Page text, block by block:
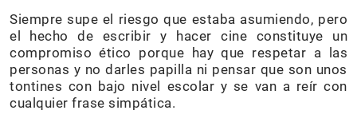
Siempre supe el riesgo que estaba asumiendo, pero
el hecho de escribir y hacer cine constituye un
compromiso ético porque hay que respetar a las
personas y no darles papilla ni pensar que son unos
tontines con bajo nivel escolar y se van a reír con
cualquier frase simpática.